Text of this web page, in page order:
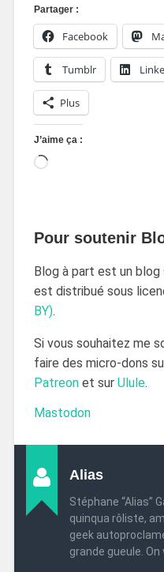
Partager :
Facebook
Tumblr
Plus
J’aime ça :
Pour soutenir
Blog à part est un
est distribué sous
BY).
Si vous souhaitez me
faire des micro-dons
Patreonet sur Ulule.
Mastodon
Alias
Stéphane “Alias”
quinqua rôliste,
geek
grande gueule. On